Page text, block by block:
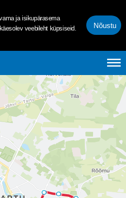
ja isikupärasema
veebileht küpsiseid.
Nõustu